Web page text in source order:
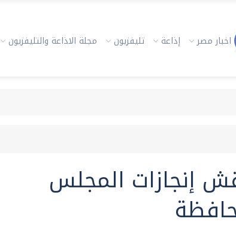
اخبار مصر إذاعة تليفزيون مجلة الاذاعة والتليفزيون
إنجازات المجلس